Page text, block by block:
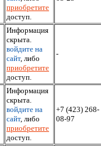
приобретите
доступ.
Информация
скрыта.
войдите на
сайт, либо
приобретите
доступ.
-
Информация
скрыта.
войдите на
сайт, либо
приобретите
доступ.
+7 (423) 268-
08-97